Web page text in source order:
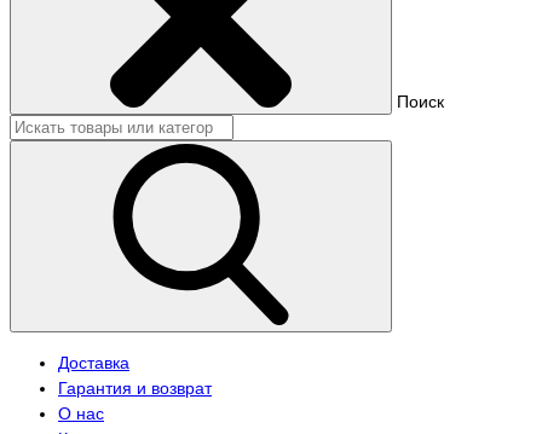
Поиск
Доставка
Гарантия и возврат
О нас